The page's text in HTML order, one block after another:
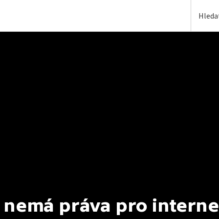
nemá práva pro